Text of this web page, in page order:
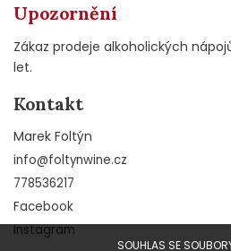
SOUHLAS SE
Upozornění
Zákaz prodeje alkoholických
let.
Kontakt
Marek Foltýn
info@foltynwine.cz
778536217
Facebook
Instagram